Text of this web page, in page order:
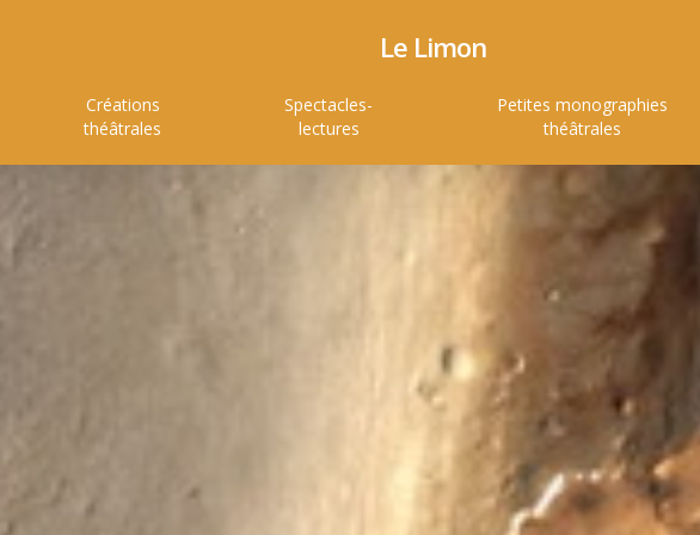
Le Limon
Créations
théâtrales
Spectacles-
lectures
Petites monographies
théâtrales